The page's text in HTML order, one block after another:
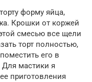
форму яйца,
Крошки от коржей
смесью все щели
торт полностью,
его в
Для мастики я
приготовления